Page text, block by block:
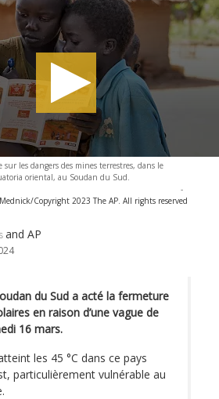
les dangers des mines terrestres, dans le
oriental, au Soudan du Sud.
-
Copyright 2023 The AP. All rights reserved
and AP
du Sud a acté la fermeture
en raison d’une vague de
16 mars.
les 45 °C dans ce pays
particulièrement vulnérable au